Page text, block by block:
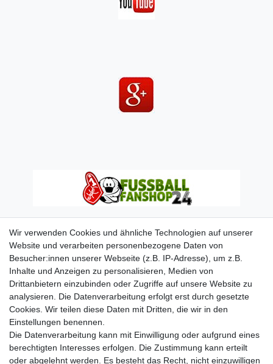
Wir verwenden Cookies und ähnliche Technologien auf unserer
Website und verarbeiten personenbezogene Daten von
Besucher:innen unserer Webseite (z.B. IP-Adresse), um z.B.
Inhalte und Anzeigen zu personalisieren, Medien von
Drittanbietern einzubinden oder Zugriffe auf unsere Website zu
analysieren. Die Datenverarbeitung erfolgt erst durch gesetzte
Cookies. Wir teilen diese Daten mit Dritten, die wir in den
Einstellungen benennen.
Die Datenverarbeitung kann mit Einwilligung oder aufgrund eines
berechtigten Interesses erfolgen. Die Zustimmung kann erteilt
oder abgelehnt werden. Es besteht das Recht, nicht einzuwilligen